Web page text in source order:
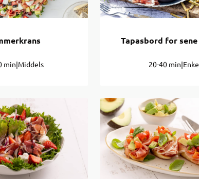
min|Middels
Tapasbord for
20-40 min|